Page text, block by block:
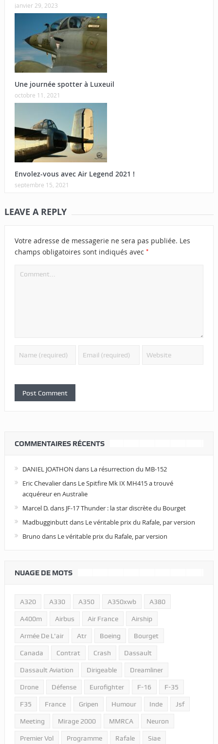
janvier 29, 2023
Une journée spotter à Luxeuil
octobre 11, 2021
Envolez-vous avec Air Legend 2021 !
septembre 15, 2021
LEAVE A REPLY
Votre adresse de messagerie ne sera pas publiée. Les
champs obligatoires sont indiqués avec *
COMMENTAIRES RÉCENTS
DANIEL JOATHON dans La résurrection du MB-152
Eric Chevalierdans Le Spitfire Mk IX MH415 a trouvé
acquéreur en Australie
Marcel D.dans JF-17 Thunder : la star discrète du Bourget
Madbugginbuttdans Le véritable prix du Rafale, par version
Bruno dans Le véritable prix du Rafale, par version
NUAGE DE MOTS
A320 A330 A350 A350xwb A380
A400m Airbus Air France Airship
Armée De L'air Atr Boeing Bourget
Canada Contrat Crash Dassault
Dassault Aviation Dirigeable Dreamliner
Drone Défense Eurofighter F-16 F-35
F35 France Gripen Humour Inde Jsf
Meeting Mirage 2000 MMRCA Neuron
Premier Vol Programme Rafale Siae